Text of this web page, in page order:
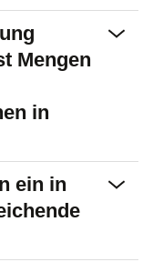
Mengen
in
ein in